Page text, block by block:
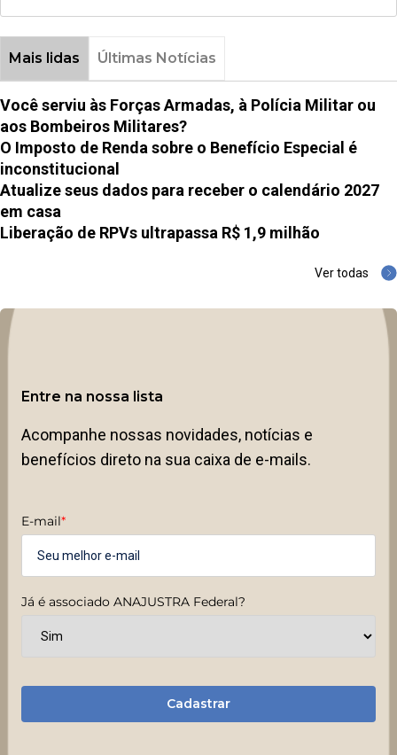
Mais lidas Últimas Notícias
Você serviu às Forças Armadas, à Polícia Militar ou
aos Bombeiros Militares?
O Imposto de Renda sobre o Benefício Especial é
inconstitucional
Atualize seus dados para receber o calendário 2027
em casa
Liberação de RPVs ultrapassa R$ 1,9 milhão
Ver todas
Entre na nossa lista
Acompanhe nossas novidades, notícias e
benefícios direto na sua caixa de e-mails.
E-mail*
Já é associado ANAJUSTRA Federal?
Cadastrar